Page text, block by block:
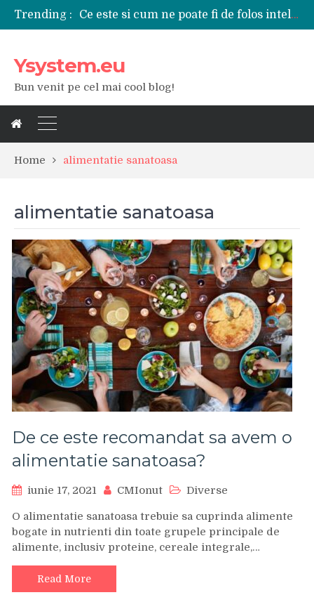
Trending :
Tipuri de polizoare de care este nevoie intr-un atelier
Cele mai bune smartphone-uri lansate in anul 2024
Ysystem.eu
Bun venit pe cel mai cool blog!
Home alimentatie sanatoasa
alimentatie sanatoasa
De ce este recomandat sa avem o
alimentatie sanatoasa?
iunie 17, 2021 CMIonut Diverse
O alimentatie sanatoasa trebuie sa cuprinda alimente
bogate in nutrienti din toate grupele principale de
alimente, inclusiv proteine, cereale integrale,…
Read More